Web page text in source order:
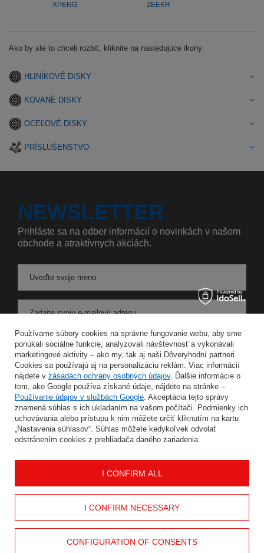
XPENG ZEEKR
Ako by ste to chceli rozbiť, kliknite na nasledujúce ikony:
HLINÍKOVÉ DISKY
KOVANÉ DISKY
OCEĽOVÉ DISKY
PRÍSLUŠENSTVO
NEWSLETTER
Prihláste sa na odber informácií o novinkách v našom
obchode a atraktívnych akciách.
Uveďte svoje meno
Zadajte svoju e-mailovú adresu
Súhlasím so spracovaním svojich osobných údajov na účely a v rozsahu služby Newsletter v
ULOŽIŤ
INFORMÁCIE
POMOC
KONTAKT
Používame súbory cookies na správne fungovanie webu, aby sme
ponúkali sociálne funkcie, analyzovali návštevnosť a vykonávali
marketingové aktivity – ako my, tak aj naši Dôveryhodní partneri.
Cookies sa používajú aj na personalizáciu reklám. Viac informácií
nájdete v zásadách ochrany osobných údajov. Ďalšie informácie o
tom, ako Google používa získané údaje, nájdete na stránke –
Používanie údajov v službách Google. Akceptácia tejto správy
znamená súhlas s ich ukladaním na vašom počítači. Podmienky ich
uchovávania alebo prístupu k nim môžete určiť kliknutím na kartu
„Nastavenia súhlasov“. Súhlas môžete kedykoľvek odvolať
odstránením cookies z prehliadača daného zariadenia.
I CONFIRM NECESSARY
CONFIGURATION OF CONSENTS
I CONFIRM ALL